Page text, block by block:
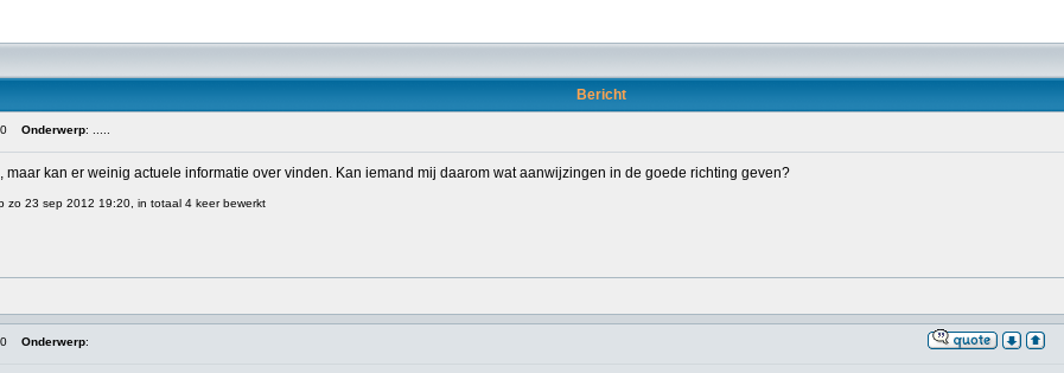
Bericht
Onderwerp: .....
maar kan er weinig actuele informatie over vinden. Kan iemand mij daarom wat aanwijzingen in de goede richting geven?
zo 23 sep 2012 19:20, in totaal 4 keer bewerkt
Onderwerp: